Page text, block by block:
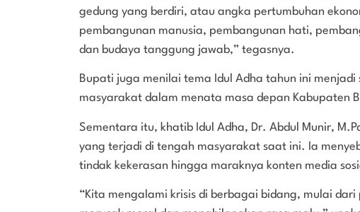
gedung yang berdiri, atau angka pertumbuhan
pembangunan manusia, pembangunan hati,
dan budaya tanggung jawab,” tegasnya.
Bupati juga menilai tema Idul Adha tahun ini
masyarakat dalam menata masa depan Kabupaten
Sementara itu, khatib Idul Adha, Dr. Abdul Munir,
yang terjadi di tengah masyarakat saat ini. Ia
tindak kekerasan hingga maraknya konten media
“Kita mengalami krisis di berbagai bidang, mulai